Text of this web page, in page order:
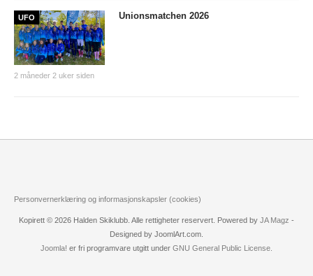
25-manna
VM Historikk
EM Historikk
Jubileumskalender
Kynningsrud og Aktivum stipend
UFO
2 måneder 2 uker siden
Unionsmatchen 2026
Personvernerklæring og informasjonskapsler (cookies)
Kopirett © 2026 Halden Skiklubb. Alle rettigheter reservert. Powered by JA Magz -
Designed by JoomlArt.com.
Joomla! er fri programvare utgitt under GNU General Public License.